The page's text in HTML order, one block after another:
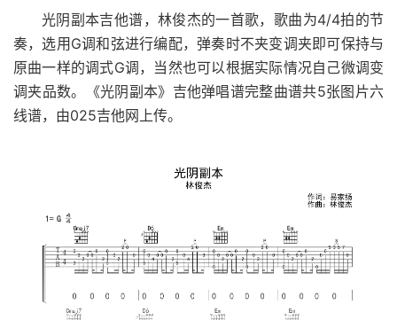
光阴副本吉他谱，林俊杰的一首歌，歌曲为4/4拍的节
奏，选用G调和弦进行编配，弹奏时不夹变调夹即可保持与
原曲一样的调式G调，当然也可以根据实际情况自己微调变
调夹品数。《光阴副本》吉他弹唱谱完整曲谱共5张图片六
线谱，由025吉他网上传。